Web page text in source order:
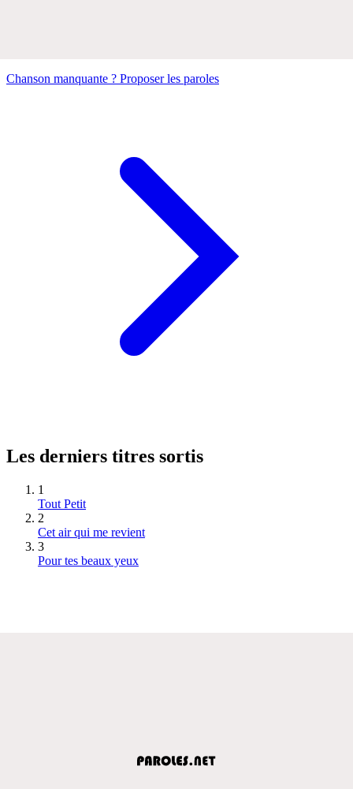
Chanson manquante ? Proposer les paroles
Les derniers titres sortis
1
Tout Petit
2
Cet air qui me revient
3
Pour tes beaux yeux